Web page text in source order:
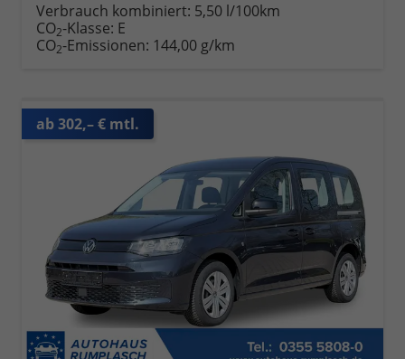
Verbrauch kombiniert: 5,50 l/100km
CO2-Klasse: E
CO2-Emissionen: 144,00 g/km
ab 302,– € mtl.